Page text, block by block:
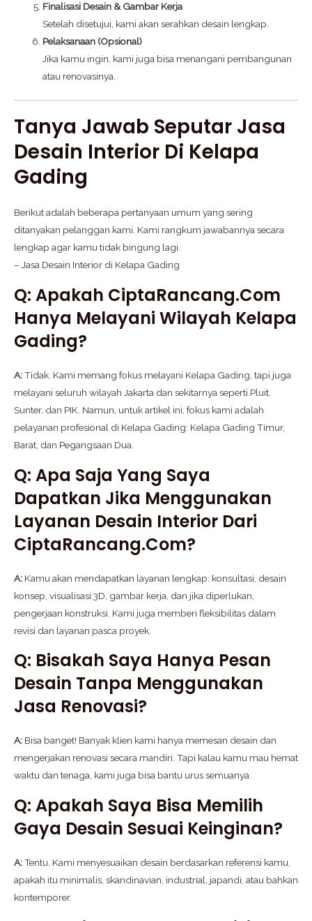
Finalisasi Desain & Gambar Kerja
Setelah disetujui, kami akan serahkan desain lengkap.
Pelaksanaan (Opsional)
Jika kamu ingin, kami juga bisa menangani pembangunan
atau renovasinya.
Tanya Jawab Seputar Jasa
Desain Interior Di Kelapa
Gading
Berikut adalah beberapa pertanyaan umum yang sering
ditanyakan pelanggan kami. Kami rangkum jawabannya secara
lengkap agar kamu tidak bingung lagi.
– Jasa Desain Interior di Kelapa Gading
Q: Apakah CiptaRancang.com
Hanya Melayani Wilayah Kelapa
Gading?
A:Tidak. Kami memang fokus melayani Kelapa Gading, tapi juga
melayani seluruh wilayah Jakarta dan sekitarnya seperti Pluit,
Sunter, dan PIK. Namun, untuk artikel ini, fokus kami adalah
pelayanan profesional di Kelapa Gading: Kelapa Gading Timur,
Barat, dan Pegangsaan Dua.
Q: Apa Saja Yang Saya
Dapatkan Jika Menggunakan
Layanan Desain Interior Dari
CiptaRancang.com?
A: Kamu akan mendapatkan layanan lengkap: konsultasi, desain
konsep, visualisasi 3D, gambar kerja, dan jika diperlukan,
pengerjaan konstruksi. Kami juga memberi fleksibilitas dalam
revisi dan layanan pasca proyek.
Q: Bisakah Saya Hanya Pesan
Desain Tanpa Menggunakan
Jasa Renovasi?
A: Bisa banget! Banyak klien kami hanya memesan desain dan
mengerjakan renovasi secara mandiri. Tapi kalau kamu mau hemat
waktu dan tenaga, kami juga bisa bantu urus semuanya.
Q: Apakah Saya Bisa Memilih
Gaya Desain Sesuai Keinginan?
A:Tentu. Kami menyesuaikan desain berdasarkan referensi kamu,
apakah itu minimalis, skandinavian, industrial, japandi, atau bahkan
kontemporer.